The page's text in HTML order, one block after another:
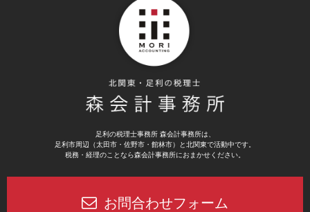
足利の税理士事務所 森会計事務所は、
足利市周辺（太田市・佐野市・館林市）と北関東で活動中です。
税務・経理のことなら森会計事務所におまかせください。
お問合わせフォーム